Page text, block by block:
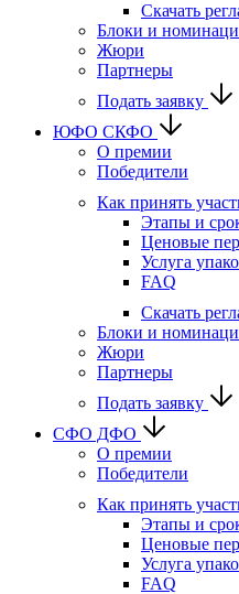
Скачать
Блоки и
Жюри
Партнеры
Подать заявку
ЮФО СКФО
О премии
Победители
Как принять
Этапы и
Ценовые
Услуга
FAQ
Скачать
Блоки и
Жюри
Партнеры
Подать заявку
CФО ДФО
О премии
Победители
Как принять
Этапы и
Ценовые
Услуга
FAQ